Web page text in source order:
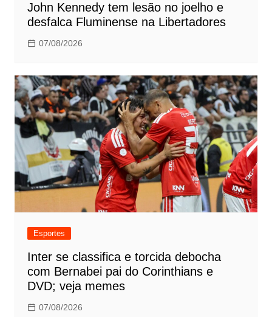
John Kennedy tem lesão no joelho e
desfalca Fluminense na Libertadores
07/08/2026
Esportes
Inter se classifica e torcida debocha
com Bernabei pai do Corinthians e
DVD; veja memes
07/08/2026